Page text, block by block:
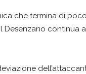
che termina di
Desenzano continua